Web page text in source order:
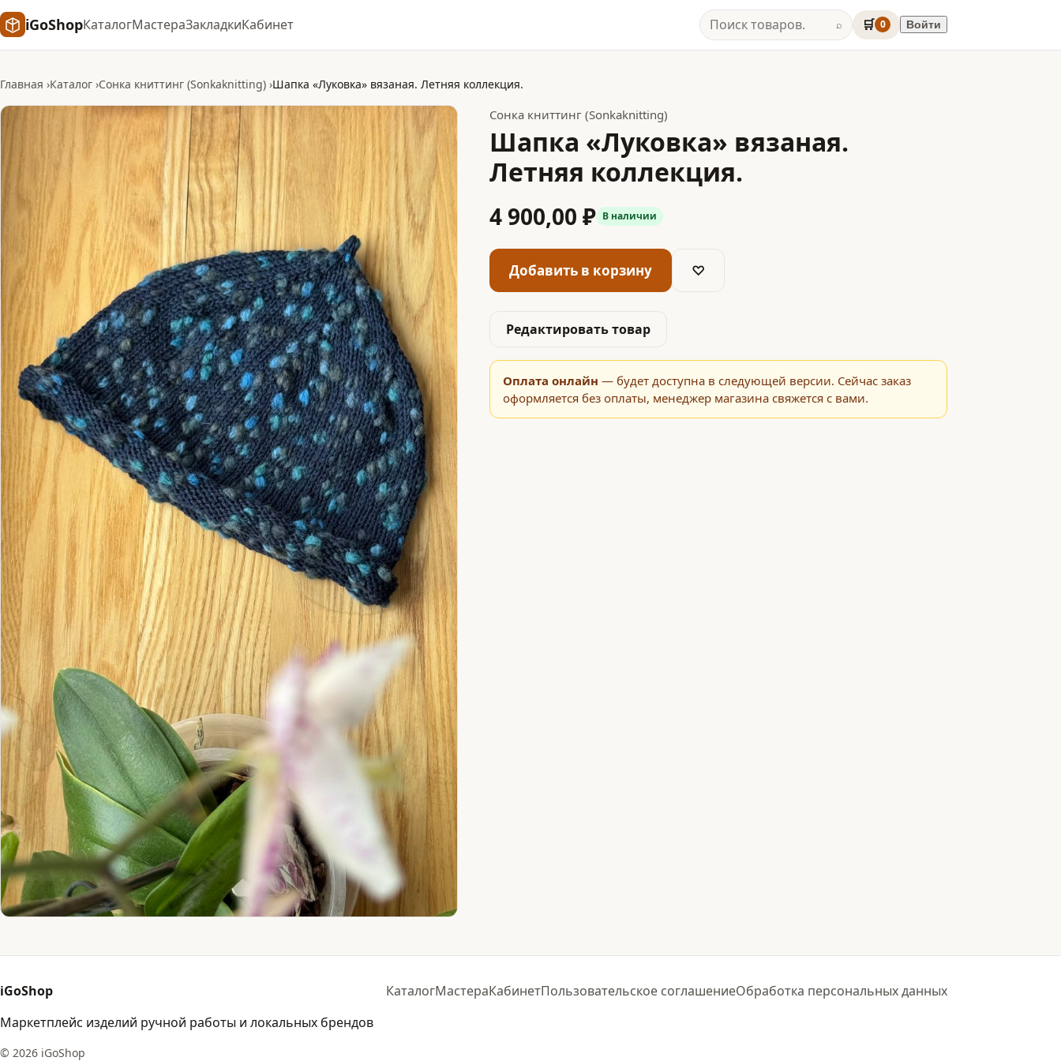
iGoShopКаталогМастераЗакладкиКабинет ⌕ 🛒 0 Войти
Главная Каталог Сонка книттинг (Sonkaknitting) Шапка «Луковка» вязаная. Летняя коллекция.
Сонка книттинг (Sonkaknitting)
Шапка «Луковка» вязаная.
Летняя коллекция.
4 900,00 ₽ В наличии
Добавить в корзину ♡
Редактировать товар
Оплата онлайн — будет доступна в следующей версии. Сейчас заказ
оформляется без оплаты, менеджер магазина свяжется с вами.
iGoShop
Маркетплейс изделий ручной работы и локальных брендов
КаталогМастераКабинетПользовательское соглашениеОбработка персональных данных
© 2026 iGoShop